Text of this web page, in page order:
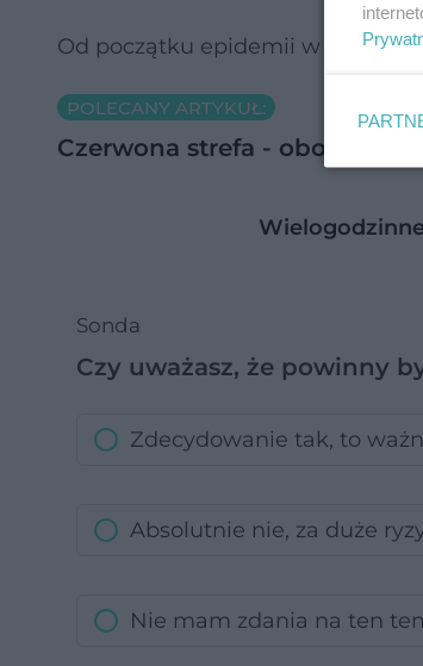
Od początku epidemii w Polsce
POLECANY ARTYKUŁ:
Czerwona strefa -
Sonda
Czy uważasz, że powinny
Zdecydowanie tak, to
Absolutnie nie, za duże
Nie mam zdania na ten